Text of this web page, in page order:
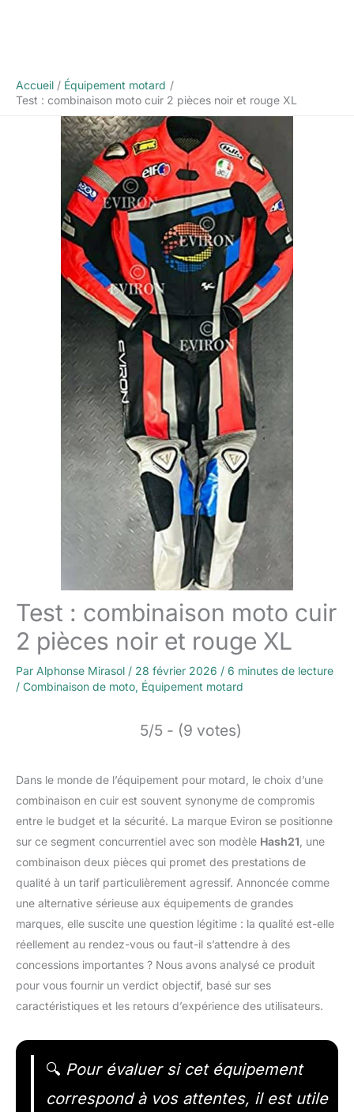
Accueil
Équipement motard
Test : combinaison moto cuir 2 pièces noir et rouge XL
Test : combinaison moto cuir
2 pièces noir et rouge XL
Par Alphonse Mirasol / 28 février 2026 / 6 minutes de lecture
/ Combinaison de moto, Équipement motard
5/5 - (9 votes)
Dans le monde de l’équipement pour motard, le choix d’une
combinaison en cuir est souvent synonyme de compromis
entre le budget et la sécurité. La marque Eviron se positionne
sur ce segment concurrentiel avec son modèle Hash21 , une
combinaison deux pièces qui promet des prestations de
qualité à un tarif particulièrement agressif. Annoncée comme
une alternative sérieuse aux équipements de grandes
marques, elle suscite une question légitime : la qualité est-elle
réellement au rendez-vous ou faut-il s’attendre à des
concessions importantes ? Nous avons analysé ce produit
pour vous fournir un verdict objectif, basé sur ses
caractéristiques et les retours d’expérience des utilisateurs.
🔍 Pour évaluer si cet équipement
correspond à vos attentes, il est utile